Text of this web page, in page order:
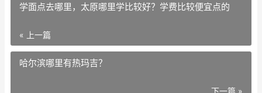
学面点去哪里，太原哪里学比较好？学费比较便宜点的
« 上一篇
哈尔滨哪里有热玛吉？